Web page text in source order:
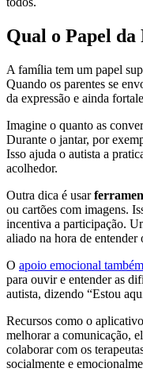
Qual o Papel
A família tem um papel
Quando os parentes se
da expressão e ainda
Imagine o quanto as
Durante o jantar, por
Isso ajuda o autista a
acolhedor.
Outra dica é usar
ou cartões com imagens.
incentiva a participação.
aliado na hora de
O apoio emocional também
para ouvir e entender as
autista, dizendo “Estou
Recursos como o aplicativo
melhorar a comunicação,
colaborar com os
socialmente e